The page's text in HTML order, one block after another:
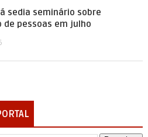
sedia seminário sobre
pessoas em julho